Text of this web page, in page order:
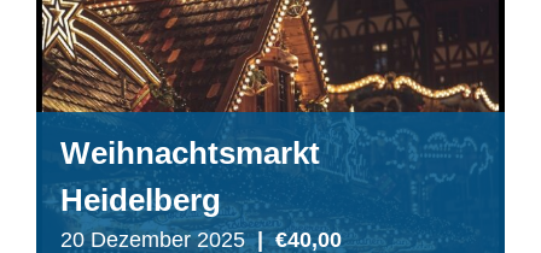
Weihnachtsmarkt
Heidelberg
20 Dezember 2025 | €40,00